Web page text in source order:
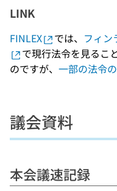
LINK
FINLEX では、 フィン
で現行法令を見るこ
のですが、 一部の法令
議会資料
本会議速記録